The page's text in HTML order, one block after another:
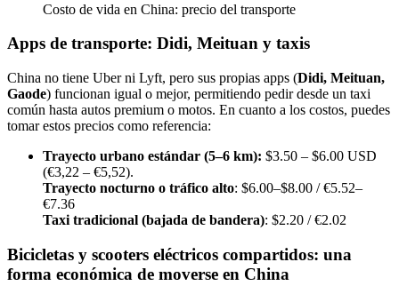
Costo de vida en China: precio del transporte
Apps de transporte: Didi, Meituan y taxis
China no tiene Uber ni Lyft, pero sus propias apps (Didi, Meituan,
Gaode) funcionan igual o mejor, permitiendo pedir desde un taxi
común hasta autos premium o motos. En cuanto a los costos, puedes
tomar estos precios como referencia:
Trayecto urbano estándar (5–6 km): $3.50 – $6.00 USD
(€3,22 – €5,52).
Trayecto nocturno o tráfico alto: $6.00–$8.00 / €5.52–
€7.36
Taxi tradicional (bajada de bandera): $2.20 / €2.02
Bicicletas y scooters eléctricos compartidos: una
forma económica de moverse en China